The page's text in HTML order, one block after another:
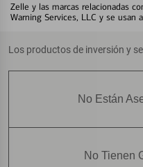
Zelle y las marcas relacionadas
Warning Services, LLC y se usan
Los productos de inversión y
No Están
No Tienen